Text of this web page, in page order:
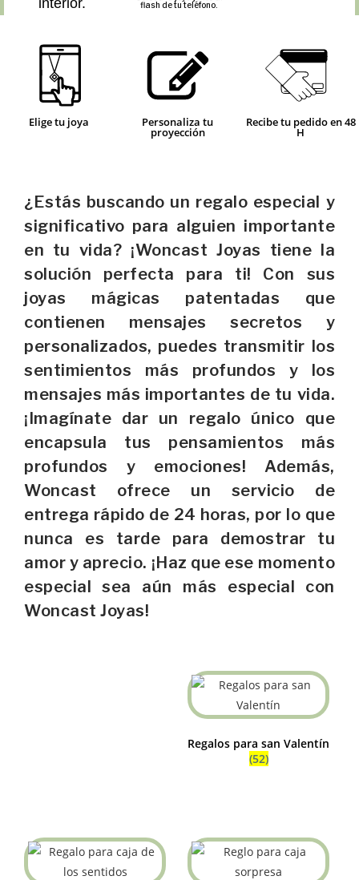
flash de tu teléfono.
Elige tu joya Personaliza tu
proyección
Recibe tu pedido en 48
H
¿Estás buscando un regalo especial y
significativo para alguien importante
en tu vida? ¡Woncast Joyas tiene la
solución perfecta para ti! Con sus
joyas mágicas patentadas que
contienen mensajes secretos y
personalizados, puedes transmitir los
sentimientos más profundos y los
mensajes más importantes de tu vida.
¡Imagínate dar un regalo único que
encapsula tus pensamientos más
profundos y emociones! Además,
Woncast ofrece un servicio de
entrega rápido de 24 horas, por lo que
nunca es tarde para demostrar tu
amor y aprecio. ¡Haz que ese momento
especial sea aún más especial con
Woncast Joyas!
Regalos para san Valentín
(52)